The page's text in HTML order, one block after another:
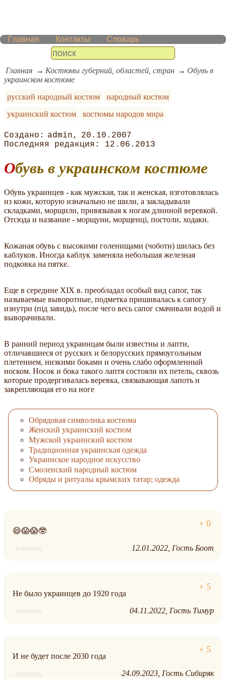
Главная Контакты Словарь
Главная Костюмы губерний, областей, стран
Обувь в
украинском костюме
русский народный костюм
народный костюм
украинский костюм
костюмы народов мира
admin
20.10.2007
12.06.2013
Обувь в украинском костюме
Обувь украинцев - как мужская, так и женская, изготовлялась
из кожи, которую изначально не шили, а закладывали
складками, морщили, привязывая к ногам длинной веревкой.
Отсюда и название - морщуни, морщенцi, постоли, ходаки.
Кожаная обувь с высокими голенищами (чоботи) шилась без
каблуков. Иногда каблук заменяла небольшая железная
подковка на пятке.
Еще в середине XIX в. преобладал особый вид сапог, так
называемые выворотные, подметка пришивалась к сапогу
изнутри (пiд завидь), после чего весь сапог смачивали водой и
выворачивали.
В ранний период украинцам были известны и лапти,
отличавшиеся от русских и белорусских прямоугольным
плетением, низкими боками и очень слабо оформленный
носком. Носок и бока такого лаптя состояли их петель, сквозь
которые продергивалась веревка, связывающая лапоть и
закрепляющая его на ноге
Обрядовая символика костюма
Женский украинский костюм
Мужской украинский костюм
Традиционная украинская одежда
Украинское народное искусство
Смоленский народный костюм
Обряды и ритуалы крымских татар; одежда
😄😱😱🤓
ответить 12.01.2022 Гость Боот
Не было украинцев до 1920 года
ответить 04.11.2022 Гость Тимур
И не будет после 2030 года
ответить 24.09.2023 Гость Сибиряк